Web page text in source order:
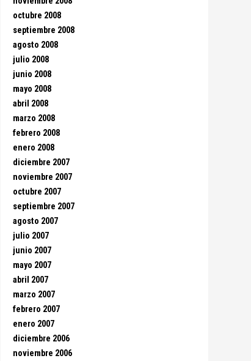
octubre 2008
septiembre 2008
agosto 2008
julio 2008
junio 2008
mayo 2008
abril 2008
marzo 2008
febrero 2008
enero 2008
diciembre 2007
noviembre 2007
octubre 2007
septiembre 2007
agosto 2007
julio 2007
junio 2007
mayo 2007
abril 2007
marzo 2007
febrero 2007
enero 2007
diciembre 2006
noviembre 2006